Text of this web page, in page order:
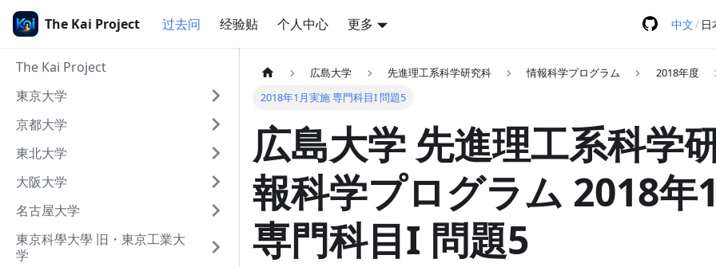
The Kai Project 过去问 经验贴 个人中心 更多 中文/ 日
The Kai Project
東京大学
京都大学
東北大学
大阪大学
名古屋大学
東京科學大學 旧・東京工業大
学
広島大学 先進理工系科学研究科 情報科学プログラム
2018年度
2018年1月実施 専門科目I 問題5
広島大学 先進理工系科学
報科学プログラム 2018年
専門科目I 問題5